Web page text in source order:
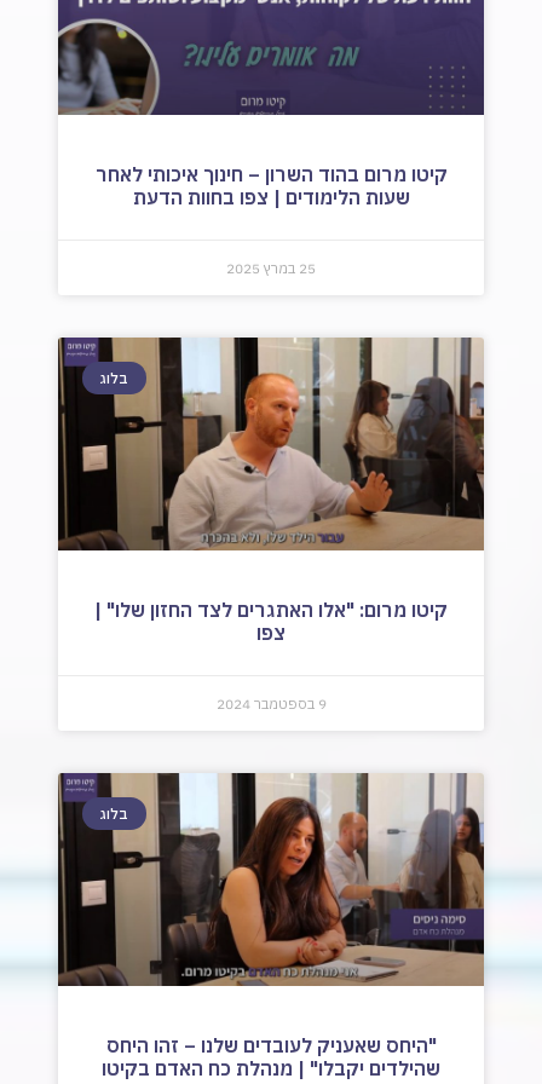
קיטו מרום בהוד השרון – חינוך איכותי לאחר
שעות הלימודים | צפו בחוות הדעת
25 במרץ 2025
בלוג
קיטו מרום: "אלו האתגרים לצד החזון שלו" |
צפו
9 בספטמבר 2024
בלוג
"היחס שאעניק לעובדים שלנו – זהו היחס
שהילדים יקבלו" | מנהלת כח האדם בקיטו